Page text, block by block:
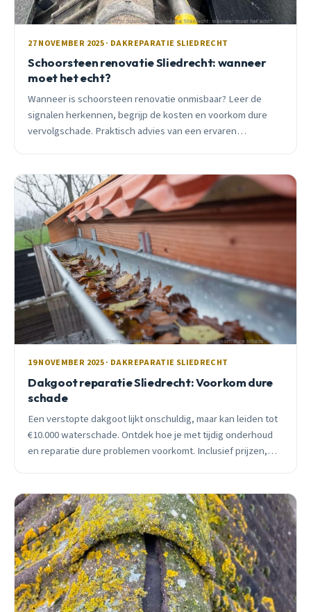
27 NOVEMBER 2025 · DAKREPARATIE SLIEDRECHT
Schoorsteen renovatie Sliedrecht: wanneer
moet het echt?
Wanneer is schoorsteen renovatie onmisbaar? Leer de
signalen herkennen, begrijp de kosten en voorkom dure
vervolgschade. Praktisch advies van een ervaren
19 NOVEMBER 2025 · DAKREPARATIE SLIEDRECHT
Dakgoot reparatie Sliedrecht: Voorkom dure
schade
Een verstopte dakgoot lijkt onschuldig, maar kan leiden tot
€10.000 waterschade. Ontdek hoe je met tijdig onderhoud
en reparatie dure problemen voorkomt. Inclusief prijzen,